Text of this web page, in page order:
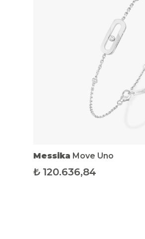
Messika Move Uno
₺ 120.636,84